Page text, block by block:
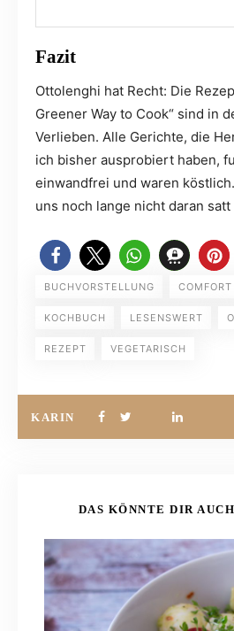
Fazit
Ottolenghi hat Recht: Die
Greener Way to Cook“ sind in
Verlieben. Alle Gerichte, die
ich bisher ausprobiert haben,
einwandfrei und waren
uns noch lange nicht daran
BUCHVORSTELLUNG COMFORT
KOCHBUCH LESENSWERT
REZEPT VEGETARISCH
KARIN
DAS KÖNNTE DIR